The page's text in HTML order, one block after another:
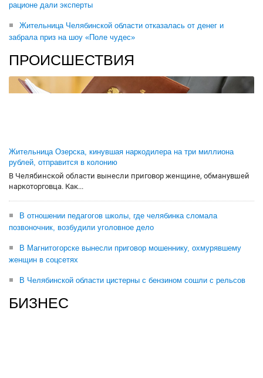
рационе дали эксперты
Жительница Челябинской области отказалась от денег и
забрала приз на шоу «Поле чудес»
ПРОИСШЕСТВИЯ
Жительница Озерска, кинувшая наркодилера на три миллиона
рублей, отправится в колонию
В Челябинской области вынесли приговор женщине, обманувшей
наркоторговца. Как...
В отношении педагогов школы, где челябинка сломала
позвоночник, возбудили уголовное дело
В Магнитогорске вынесли приговор мошеннику, охмурявшему
женщин в соцсетях
В Челябинской области цистерны с бензином сошли с рельсов
БИЗНЕС